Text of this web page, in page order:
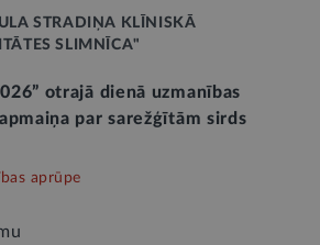
STRADIŅA KLĪNISKĀ
SLIMNĪCA"
otrajā dienā uzmanības
par sarežģītām sirds
aprūpe